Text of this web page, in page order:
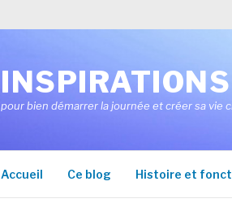
pour bien démarrer la journée et créer sa vie
Accueil Ce blog Histoire et